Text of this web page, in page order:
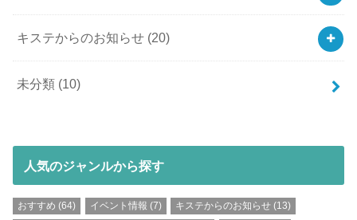
キステからのお知らせ (20)
未分類 (10)
人気のジャンルから探す
おすすめ (64) イベント情報 (7) キステからのお知らせ(13)